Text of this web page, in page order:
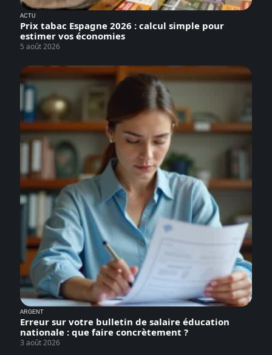
ACTU
Prix tabac Espagne 2026 : calcul simple pour
estimer vos économies
5 août 2026
ARGENT
Erreur sur votre bulletin de salaire éducation
nationale : que faire concrètement ?
3 août 2026